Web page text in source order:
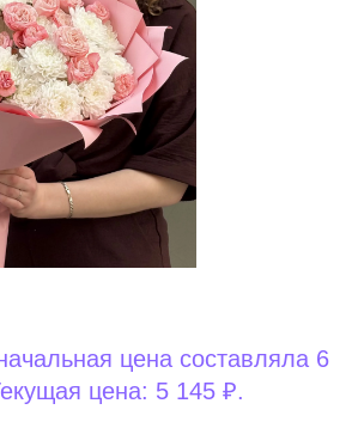
цена составляла 6
цена: 5 145 ₽.